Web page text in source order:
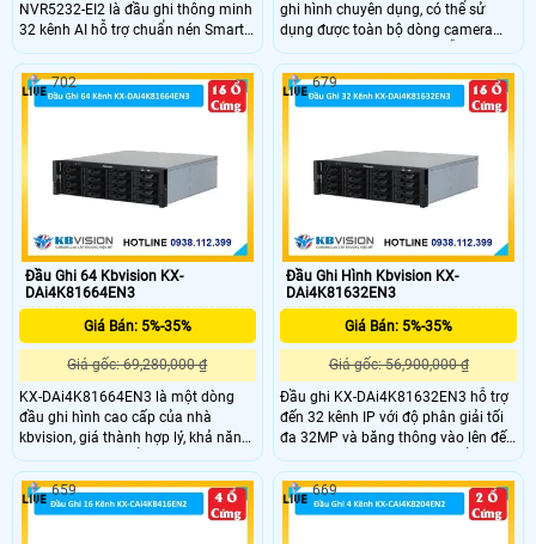
NVR5232-EI2 là đầu ghi thông minh
32 kênh AI hỗ trợ chuẩn nén Smart
H.265+/H.265 ghi hình độ phân giải
lên đến 32MP và xuất hình 8K
HDMI.Hỗ trợ 2 ổ cứng mỗi ổ 20TB.
Công nghệ AI như nhận diện khuôn
tích hành vi.
ghi hình chuyên dụng, có thể sử
dụng được toàn bộ dòng camera
hiện nay tại đầu ghi này, hỗ trợ
camera lên đến 6.0MP, hỗ trợ ghi
hình lên đến 5.0MP, trang bị chuẩn
nén H.265+ giúp tiết kiệm băng
Đầu Ghi 64 Kbvision KX-
DAi4K81664EN3
Giá Bán: 5%-35%
Giá gốc: 69,280,000 ₫
KX-DAi4K81664EN3 là một dòng
đầu ghi hình cao cấp của nhà
kbvision, giá thành hợp lý, khả năng
lưu trữ lớn với 16 ổ cứng dung lượng
tối đa cho mỗi ổ cứng 20TB, có 32
kênh nhận diện biển số xe, 16 kênh
phát hiện khuôn mặt và 8 kênh
702
Đầu Ghi Hình Kbvision KX-
DAi4K81632EN3
Giá Bán: 5%-35%
Giá gốc: 56,900,000 ₫
Đầu ghi KX-DAi4K81632EN3 hỗ trợ
đến 32 kênh IP với độ phân giải tối
đa 32MP và băng thông vào lên đến
384Mbps. Trang bị 16 khay ổ cứng
(mỗi ổ tối đa 20TB), thiết bị đáp ứng
hoàn hảo nhu cầu lưu trữ lâu dài, hỗ
trợ eSATA, RAID, và xem lại đồng
679
659 669